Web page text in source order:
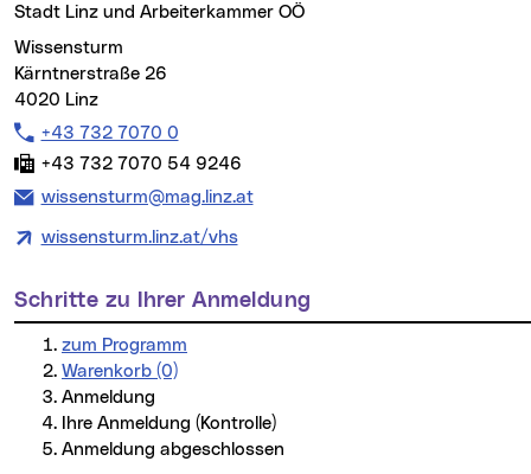
Stadt Linz und Arbeiterkammer OÖ
Wissensturm
Kärntnerstraße 26
4020 Linz
Telefon:
+43 732 7070 0
Fax:
+43 732 7070 54 9246
E-Mail Adresse:
wissensturm@mag.linz.at
wissensturm.linz.at/vhs
Schritte zu Ihrer Anmeldung
zum Programm
Warenkorb (0)
Anmeldung
Ihre Anmeldung (Kontrolle)
Anmeldung abgeschlossen